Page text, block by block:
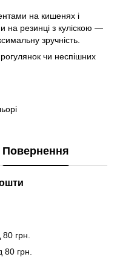
на кишенях і
на резинці з куліскою —
зручність.
чи неспішних
Повернення
грн.
80 грн.